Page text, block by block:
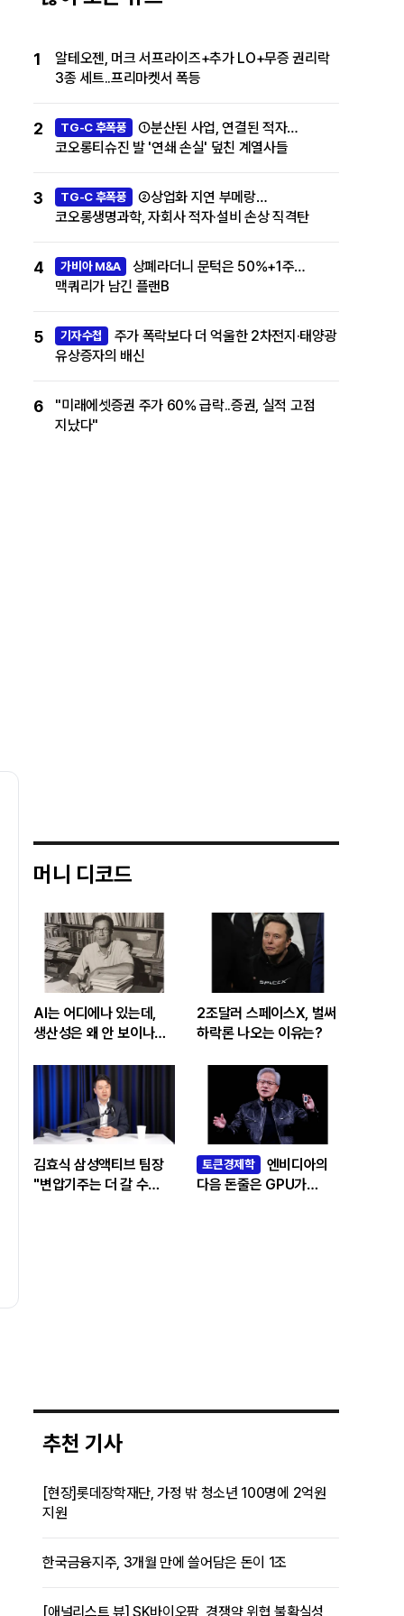
1
알테오젠, 머크 서프라이즈+추가 LO+무증 권리락
3종 세트..프리마켓서 폭등
2 TG-C 후폭풍
①분산된 사업, 연결된 적자…
코오롱티슈진 발 '연쇄 손실' 덮친 계열사들
3 TG-C 후폭풍
②상업화 지연 부메랑…
코오롱생명과학, 자회사 적자·설비 손상 직격탄
4 가비아 M&A
상폐라더니 문턱은 50%+1주…
맥쿼리가 남긴 플랜B
5 기자수첩
주가 폭락보다 더 억울한 2차전지·태양광
유상증자의 배신
6
"미래에셋증권 주가 60% 급락..증권, 실적 고점
지났다"
머니 디코드
AI는 어디에나 있는데,
생산성은 왜 안 보이나…
‘솔로우 패러독스’
2조달러 스페이스X, 벌써
하락론 나오는 이유는?
김효식 삼성액티브 팀장
"변압기주는 더 갈 수
토큰경제학
엔비디아의
다음 돈줄은 GPU가
추천 기사
[현장]롯데장학재단, 가정 밖 청소년 100명에 2억원
지원
한국금융지주, 3개월 만에 쓸어담은 돈이 1조
[애널리스트 뷰] SK바이오팜, 경쟁약 위협 불확실성